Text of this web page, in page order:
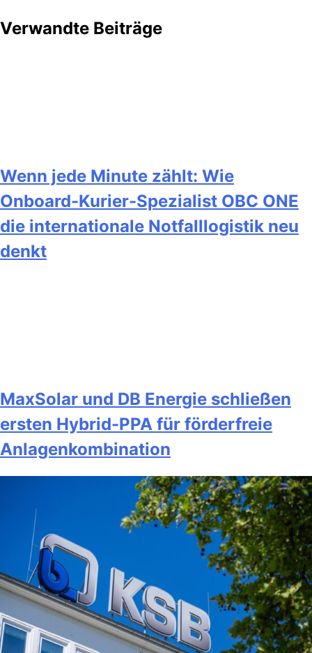
Verwandte Beiträge
Wenn jede Minute zählt: Wie
Onboard-Kurier-Spezialist OBC ONE
die internationale Notfalllogistik neu
denkt
MaxSolar und DB Energie schließen
ersten Hybrid-PPA für förderfreie
Anlagenkombination